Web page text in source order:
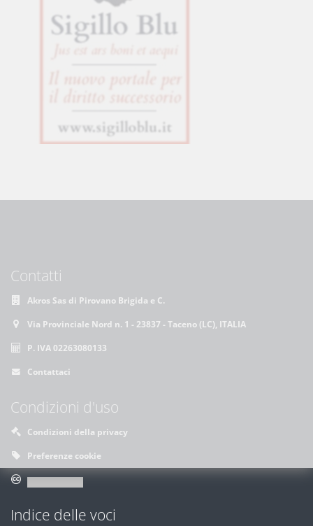
Contatti
Akros Sas di Pirovano Brigida e C.
Via Provinciale Nord n. 1 - 23837 - Taceno (LC), ITALIA
P. IVA 02263080133
Contattaci
Condizioni d'uso
Condizioni della privacy
Preferenze cookie
Indice delle voci